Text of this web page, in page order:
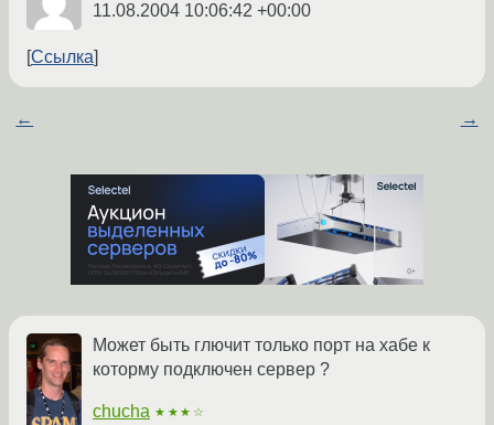
11.08.2004 10:06:42 +00:00
Ссылка
← →
Может быть глючит только порт на хабе к
которму подключен сервер ?
chucha ★★★☆